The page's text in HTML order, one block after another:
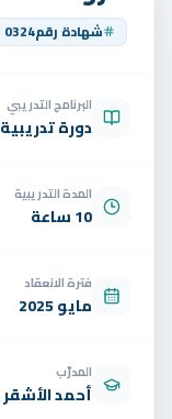
الوظائف
شهادة رقم0324
البرنامج التدريبي
دورة
المدة التدريبية
10 ساعة
فترة الانعقاد
مايو 2025
المدرّب
أحمد الأشقر